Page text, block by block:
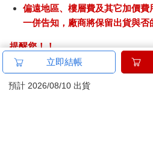
偏遠地區、樓層費及其它加價費
一併告知，廠商將保留出貨與否
提醒您！！
金石堂及銀行均不會請您操作ATM!
ATM提款機，請不要聽從指示，以
立即結帳
預計 2026/08/10 出貨